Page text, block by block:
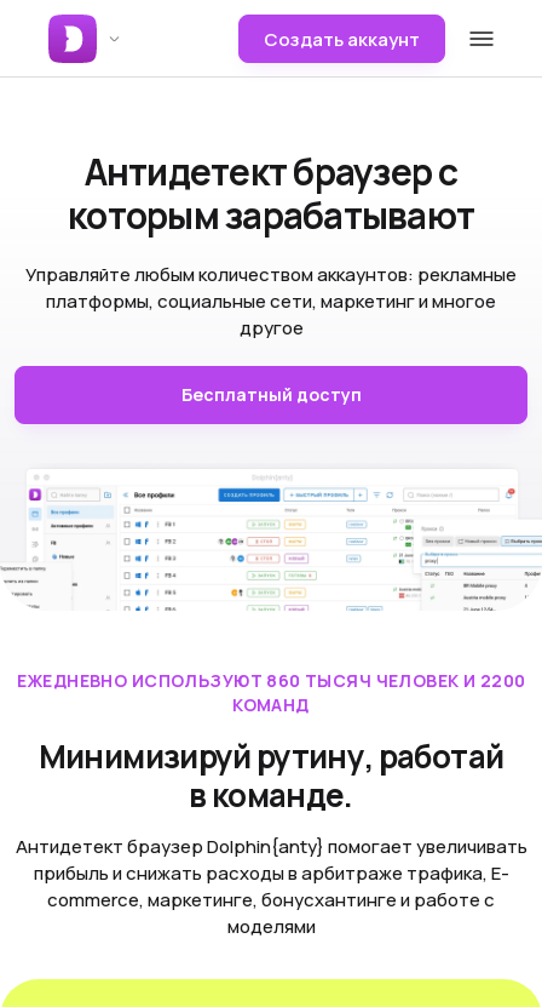
Создать аккаунт
Антидетект браузерс
которым зарабатывают
Управляйте любым количеством аккаунтов: рекламные
платформы, социальные сети, маркетинг и многое
другое
Бесплатный доступ
ЕЖЕДНЕВНО ИСПОЛЬЗУЮТ 860 ТЫСЯЧ ЧЕЛОВЕК И 2200
КОМАНД
Минимизируй рутину, работай
в команде.
Антидетект браузер Dolphin{anty} помогает увеличивать
прибыль и снижать расходы в арбитраже трафика, E-
commerce, маркетинге, бонусхантинге и работе с
моделями